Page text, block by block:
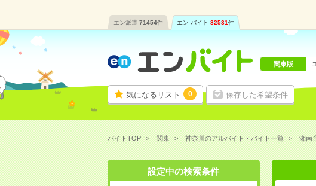
エン派遣 71454件 エン バイト 82531件
気になるリスト 0 保存した希望条件
関東版
バイトTOP 関東 神奈川のアルバイト・バイト一覧 湘南
設定中の検索条件